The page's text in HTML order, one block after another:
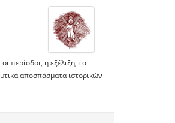
περίοδοι, η εξέλιξη, τα
αποσπάσματα ιστορικών